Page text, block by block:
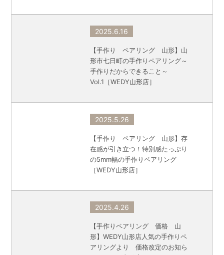
2025.6.16
【手作り ペアリング 山形】山
形市七日町の手作りペアリング～
手作りだからできること～
Vol.1［WEDY山形店］
2025.5.26
【手作り ペアリング 山形】存
在感が引き立つ！特別感たっぷり
の5mm幅の手作りペアリング
［WEDY山形店］
2025.4.26
【手作りペアリング 価格 山
形】WEDY山形店人気の手作りペ
アリングより 価格改定のお知ら